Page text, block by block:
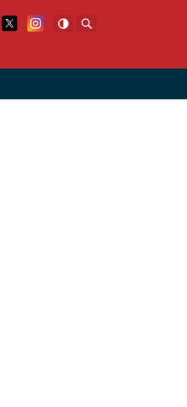
Facebook
Twitter Facebook